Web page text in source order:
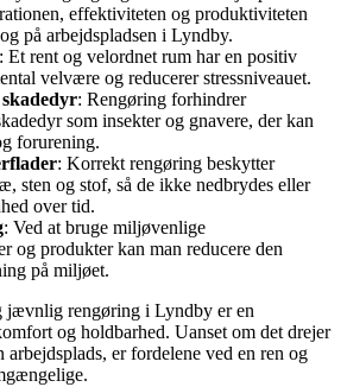
effektiviteten og produktiviteten
på arbejdspladsen i Lyndby.
: Et rent og velordnet rum har en positiv
velvære og reducerer stressniveauet.
skadedyr: Rengøring forhindrer
som insekter og gnavere, der kan
forurening.
: Korrekt rengøring beskytter
sten og stof, så de ikke nedbrydes eller
over tid.
: Ved at bruge miljøvenlige
og produkter kan man reducere den
på miljøet.
jævnlig rengøring i Lyndby er en
og holdbarhed. Uanset om det drejer
er fordelene ved en ren og